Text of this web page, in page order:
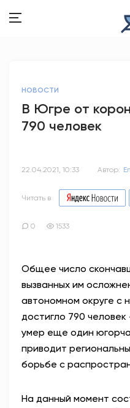
ЭТО У
НОВОСТИ
В Югре от
790 человек
22.04.2021, 10:33 Автор:
Читать в
0 1533
Общее число
вызванных им
автономном округе с
достигло 790
умер еще один
приводит
борьбе с
На данный момент